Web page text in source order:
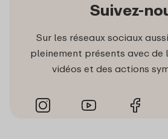
Suivez-
Sur les réseaux sociaux
pleinement présents avec de
vidéos et des actions